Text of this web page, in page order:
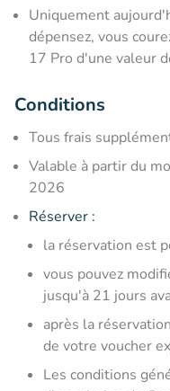
Uniquement
dépensez, vous
17 Pro d'une valeur
Conditions
Tous frais
Valable à partir du
2026
Réserver :
la réservation est
vous pouvez
jusqu'à 21 jours
après la
de votre voucher
Les conditions